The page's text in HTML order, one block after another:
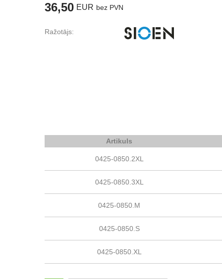
36,50 EUR bez PVN
Ražotājs:
Artikuls
0425-0850.2XL
0425-0850.3XL
0425-0850.M
0425-0850.S
0425-0850.XL